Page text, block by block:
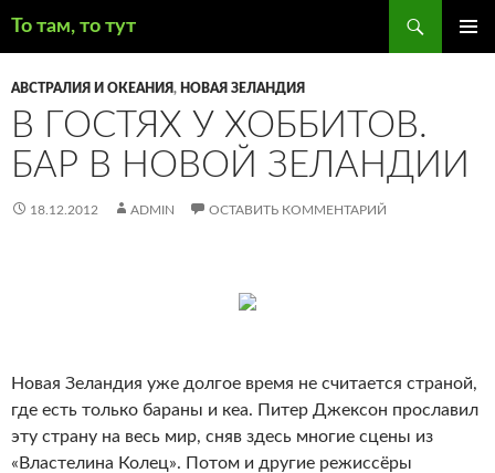
То там, то тут
СОДЕРЖИМОМУ
АВСТРАЛИЯ И ОКЕАНИЯ, НОВАЯ ЗЕЛАНДИЯ
В ГОСТЯХ У ХОББИТОВ.
БАР В НОВОЙ ЗЕЛАНДИИ
18.12.2012 ADMIN ОСТАВИТЬ КОММЕНТАРИЙ
Новая Зеландия уже долгое время не считается страной,
где есть только бараны и кеа. Питер Джексон прославил
эту страну на весь мир, сняв здесь многие сцены из
«Властелина Колец». Потом и другие режиссёры